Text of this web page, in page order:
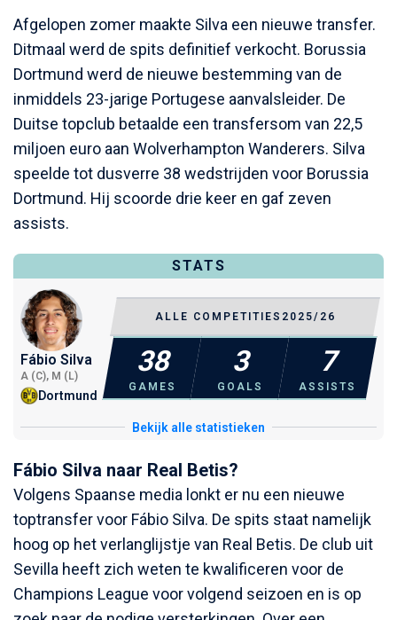
Afgelopen zomer maakte Silva een nieuwe transfer.
Ditmaal werd de spits definitief verkocht. Borussia
Dortmund werd de nieuwe bestemming van de
inmiddels 23-jarige Portugese aanvalsleider. De
Duitse topclub betaalde een transfersom van 22,5
miljoen euro aan Wolverhampton Wanderers. Silva
speelde tot dusverre 38 wedstrijden voor Borussia
Dortmund. Hij scoorde drie keer en gaf zeven
assists.
STATS
Fábio Silva
A (C), M (L)
Dortmund
ALLE COMPETITIES 2025/26
38
GAMES
3
GOALS
7
ASSISTS
Bekijk alle statistieken
Fábio Silva naar Real Betis?
Volgens Spaanse media lonkt er nu een nieuwe
toptransfer voor Fábio Silva. De spits staat namelijk
hoog op het verlanglijstje van Real Betis. De club uit
Sevilla heeft zich weten te kwalificeren voor de
Champions League voor volgend seizoen en is op